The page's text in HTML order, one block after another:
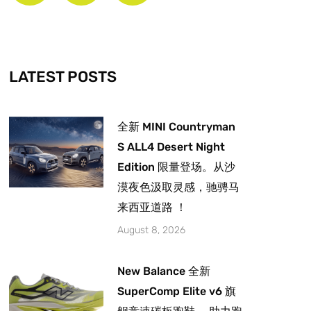
-
f
m
LATEST POSTS
全新 MINI Countryman
S ALL4 Desert Night
Edition 限量登场。从沙
漠夜色汲取灵感，驰骋马
来西亚道路 ！
August 8, 2026
New Balance 全新
SuperComp Elite v6 旗